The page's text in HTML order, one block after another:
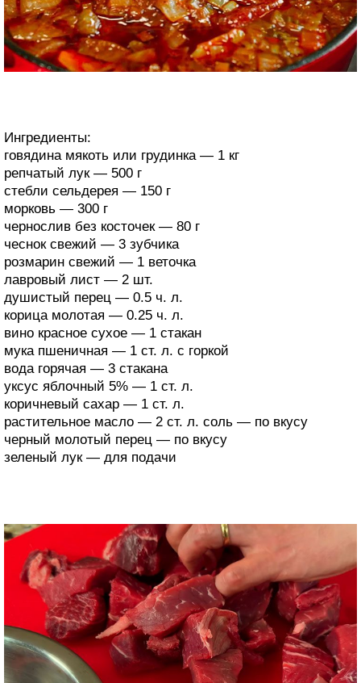
Ингредиенты:
говядина мякоть или грудинка — 1 кг
репчатый лук — 500 г
стебли сельдерея — 150 г
морковь — 300 г
чернослив без косточек — 80 г
чеснок свежий — 3 зубчика
розмарин свежий — 1 веточка
лавровый лист — 2 шт.
душистый перец — 0.5 ч. л.
корица молотая — 0.25 ч. л.
вино красное сухое — 1 стакан
мука пшеничная — 1 ст. л. с горкой
вода горячая — 3 стакана
уксус яблочный 5% — 1 ст. л.
коричневый сахар — 1 ст. л.
растительное масло — 2 ст. л. соль — по вкусу
черный молотый перец — по вкусу
зеленый лук — для подачи